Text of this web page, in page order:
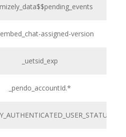
assigned-version
_uetsid_exp
_pendo_accountId.*